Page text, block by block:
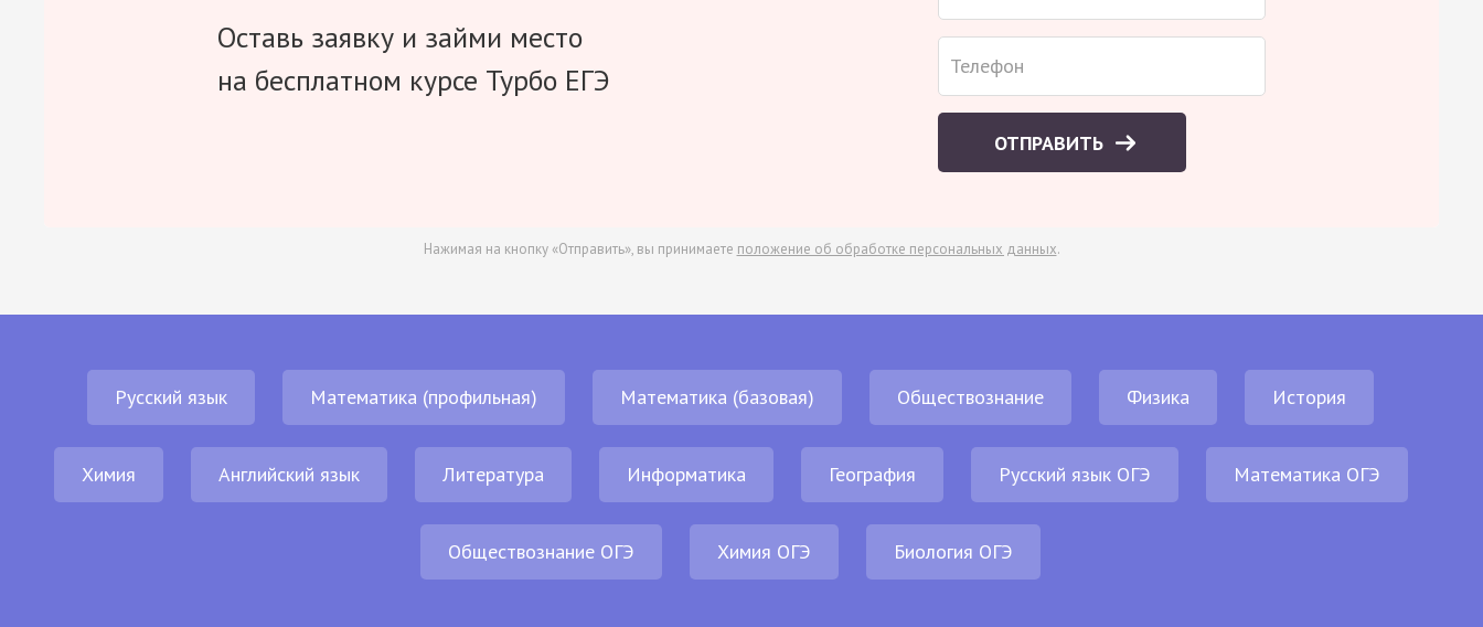
Оставь заявку и займи место
на бесплатном курсе Турбо ЕГЭ
ОТПРАВИТЬ
Нажимая на кнопку «Отправить», вы принимаете положение об обработке персональных данных.
Русский язык Математика (профильная) Математика (базовая) Обществознание Физика История
Химия Английский язык Литература Информатика География Русский язык ОГЭ Математика ОГЭ
Обществознание ОГЭ Химия ОГЭ Биология ОГЭ